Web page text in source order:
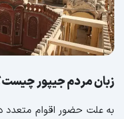
زبان مردم جیپور
به علت حضور اقوام متعدد